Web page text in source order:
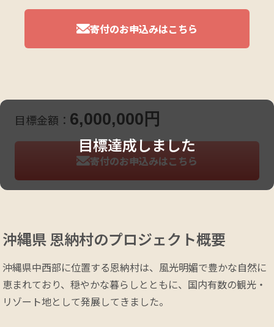
沖縄県 恩納村のプロジェクト概要
沖縄県中西部に位置する恩納村は、風光明媚で豊かな自然に
恵まれており、穏やかな暮らしとともに、国内有数の観光・
リゾート地として発展してきました。
寄付のお申込みはこちら
目標達成しました
目標金額： 6,000,000 円
寄付のお申込みはこちら